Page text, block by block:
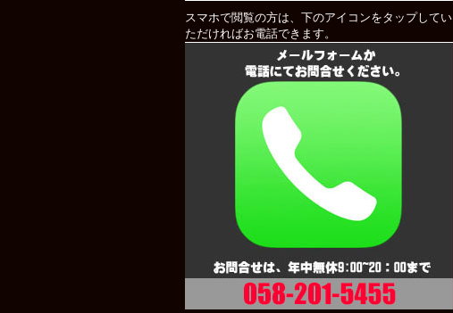
スマホで閲覧の方は、下のアイコンをタップしてい
ただければお電話できます。